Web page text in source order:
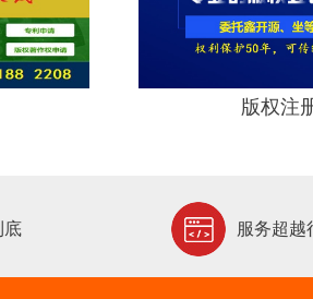
版权注
底 服务超越